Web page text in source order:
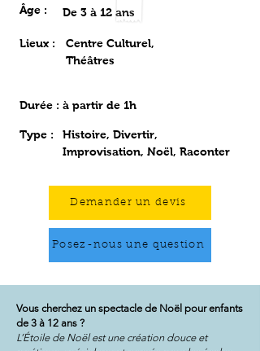
Âge : De 3 à 12 ans
Lieux :
Centre Culturel,
Théâtres
Durée : à partir de 1h
Type :
Histoire, Divertir,
Improvisation, Noël, Raconter
Demander un devis
Posez-nous une question
Vous cherchez un spectacle de Noël pour enfants
de 3 à 12 ans ?
L’Étoile de Noël est une création douce et